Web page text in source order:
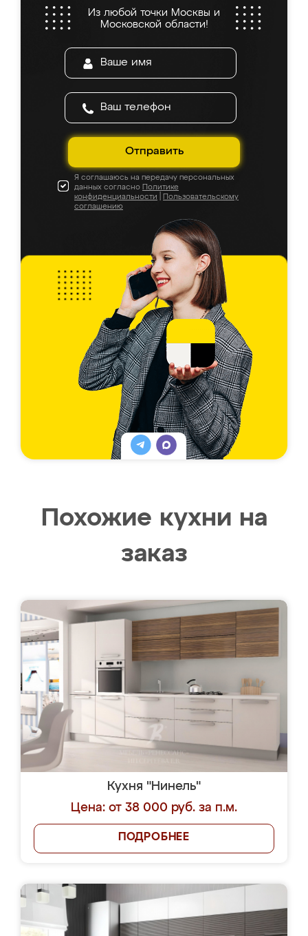
Из любой точки Москвы и
Московской области!
Отправить
Я соглашаюсь на передачу персональных
данных согласно Политике
конфиденциальности
Пользовательскому
соглашению
Похожие кухни на
заказ
Кухня "Нинель"
Цена: от 38 000 руб. за п.м.
ПОДРОБНЕЕ